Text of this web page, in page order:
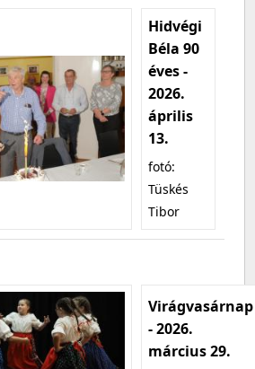
Hidvégi
Béla 90
éves -
2026.
április
13.
fotó:
Tüskés
Tibor
Virágvasárnap
- 2026.
március 29.